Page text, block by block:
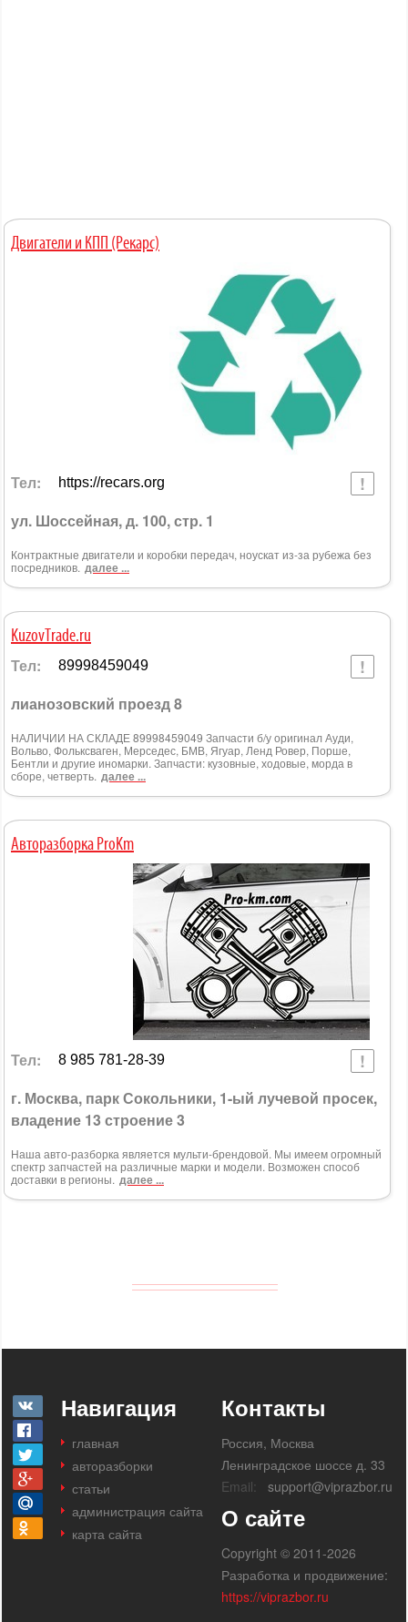
Двигатели и КПП (Рекарс)
Тел: https://recars.org
ул. Шоссейная, д. 100, стр. 1
Контрактные двигатели и коробки передач, ноускат из-за рубежа без
посредников. далее ...
KuzovTrade.ru
Тел: 89998459049
лианозовский проезд 8
НАЛИЧИИ НА СКЛАДЕ 89998459049 Запчасти б/у оригинал Ауди,
Вольво, Фольксваген, Мерседес, БМВ, Ягуар, Ленд Ровер, Порше,
Бентли и другие иномарки. Запчасти: кузовные, ходовые, морда в
сборе, четверть. далее ...
Авторазборка ProKm
Тел: 8 985 781-28-39
г. Москва, парк Сокольники, 1-ый лучевой просек,
владение 13 строение 3
Наша авто-разборка является мульти-брендовой. Мы имеем огромный
спектр запчастей на различные марки и модели. Возможен способ
доставки в регионы. далее ...
Навигация
главная
авторазборки
статьи
администрация сайта
карта сайта
Контакты
Россия, Москва
Ленинградское шоссе д. 33
Email:
support@viprazbor.ru
О сайте
Copyright © 2011-2026
Разработка и продвижение:
https://viprazbor.ru